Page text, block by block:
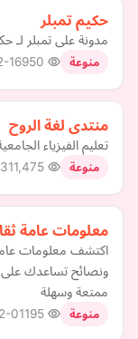
حكيم تمبلر
مدونة على تمبلر لـ
منوعة 16
منتدى لغة الروح
تعليم الفيزياء
منوعة
معلومات عامة
اكتشف معلومات
ونصائح تساعدك على
ممتعة وسهلة
منوعة 01